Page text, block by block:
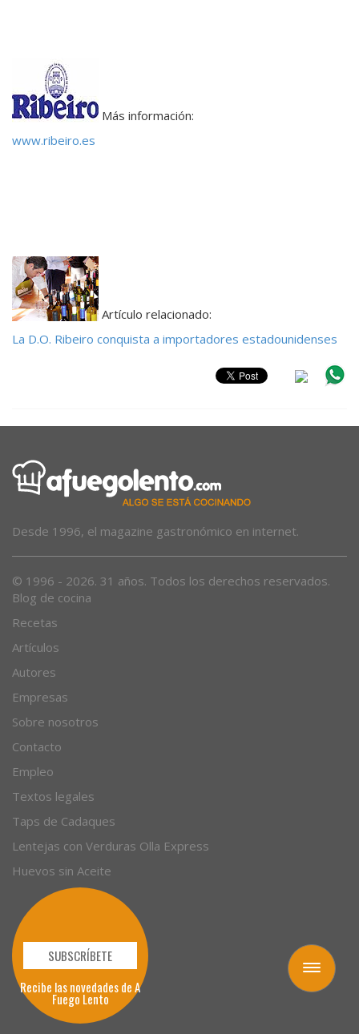
Toggle
navigation
Más información:
www.ribeiro.es
Artículo relacionado:
La D.O. Ribeiro conquista a importadores estadounidenses
Desde 1996, el magazine gastronómico en internet.
© 1996 - 2026. 31 años. Todos los derechos reservados.
Blog de cocina
Recetas
Artículos
Autores
Empresas
Sobre nosotros
Contacto
Empleo
Textos legales
Taps de Cadaques
Lentejas con Verduras Olla Express
Huevos sin Aceite
SUBSCRÍBETE
Recibe las novedades de A
Fuego Lento